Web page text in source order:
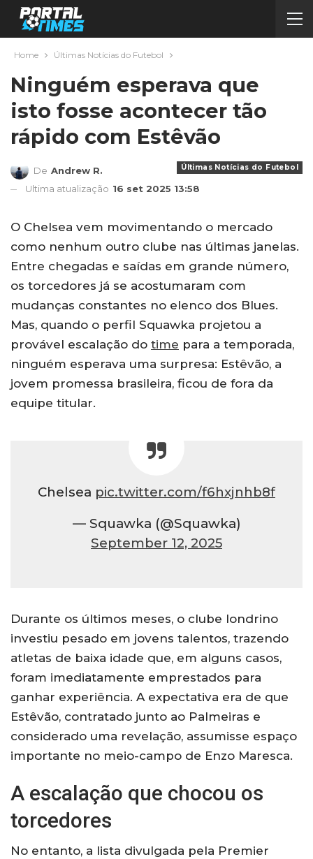
Home Últimas Notícias do Futebol
Ninguém esperava que
isto fosse acontecer tão
rápido com Estêvão
Últimas Notícias do Futebol
De Andrew R.
Ultima atualização 16 set 2025 13:58
O Chelsea vem movimentando o mercado
como nenhum outro clube nas últimas janelas.
Entre chegadas e saídas em grande número,
os torcedores já se acostumaram com
mudanças constantes no elenco dos Blues.
Mas, quando o perfil Squawka projetou a
provável escalação do time para a temporada,
ninguém esperava uma surpresa: Estêvão, a
jovem promessa brasileira, ficou de fora da
equipe titular.
Chelsea pic.twitter.com/f6hxjnhb8f
— Squawka (@Squawka)
September 12, 2025
Durante os últimos meses, o clube londrino
investiu pesado em jovens talentos, trazendo
atletas de baixa idade que, em alguns casos,
foram imediatamente emprestados para
ganhar experiência. A expectativa era de que
Estêvão, contratado junto ao Palmeiras e
considerado uma revelação, assumisse espaço
importante no meio-campo de Enzo Maresca.
A escalação que chocou os
torcedores
No entanto, a lista divulgada pela Premier